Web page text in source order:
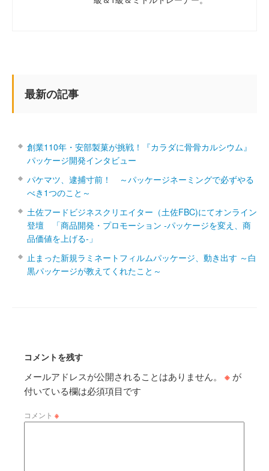
最新の記事
創業110年・安部製菓が挑戦！『カラダに骨骨カルシウム』
パッケージ開発インタビュー
パケマツ、逮捕寸前！ ～パッケージネーミングで必ずやる
べき1つのこと～
土佐フードビジネスクリエイター（土佐FBC)にてオンライン
登壇 「商品開発・プロモーション ‐パッケージを変え、商
品価値を上げる‐」
止まった新規ラミネートフィルムパッケージ、動き出す ～白
黒パッケージが教えてくれたこと～
コメントを残す
メールアドレスが公開されることはありません。 ※ が
付いている欄は必須項目です
コメント ※